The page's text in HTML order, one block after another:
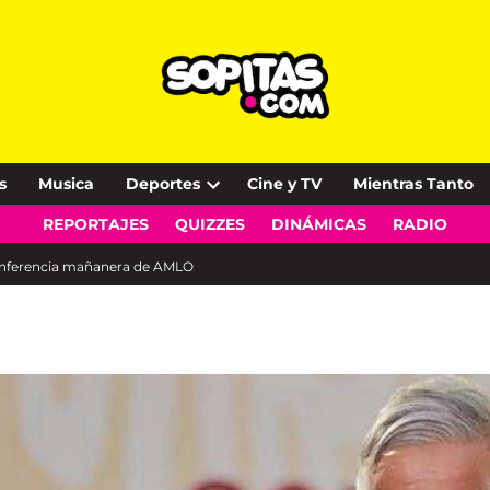
Musica Deportes
Open
dropdown
Cine y TV Mientras Tanto
REPORTAJES QUIZZES DINÁMICAS RADIO
mañanera de AMLO